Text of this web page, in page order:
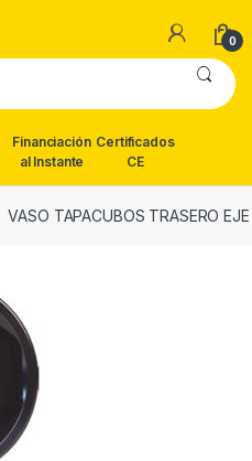
0
Financiación
al Instante
Certificados
CE
VASO TAPACUBOS TRASERO